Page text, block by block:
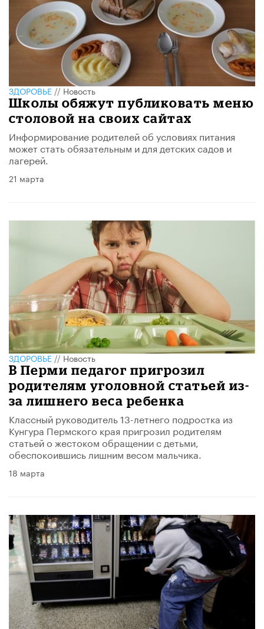
ЗДОРОВЬЕ//Новость
Школы обяжут публиковать меню
столовой на своих сайтах
Информирование родителей об условиях питания
может стать обязательным и для детских садов и
лагерей.
21 марта
ЗДОРОВЬЕ//Новость
В Перми педагог пригрозил
родителям уголовной статьей из-
за лишнего веса ребенка
Классный руководитель 13-летнего подростка из
Кунгура Пермского края пригрозил родителям
статьей о жестоком обращении с детьми,
обеспокоившись лишним весом мальчика.
18 марта